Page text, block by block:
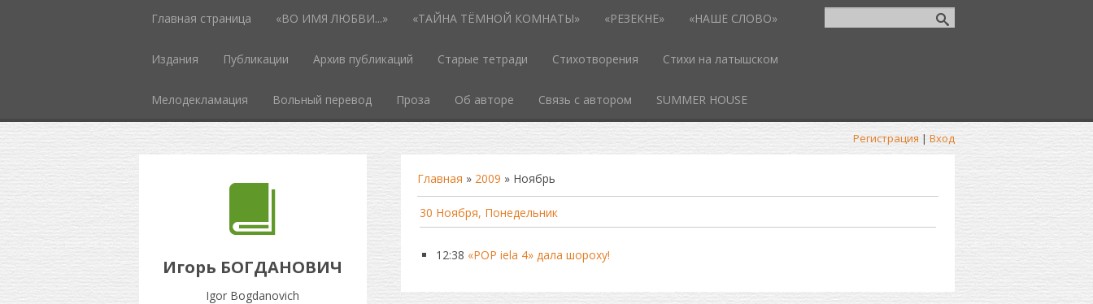
Главная страница «ВО ИМЯ ЛЮБВИ...» «ТАЙНА ТЁМНОЙ КОМНАТЫ» «РЕЗЕКНЕ» «НАШЕ СЛОВО»
Издания Публикации Архив публикаций Старые тетради Стихотворения Стихи на латышском
Мелодекламация Вольный перевод Проза Об авторе Связь с автором SUMMER HOUSE
Регистрация | Вход
Игорь БОГДАНОВИЧ
Igor Bogdanovich
Главная » 2009 » Ноябрь
30 Ноября, Понедельник
12:38 «POP iela 4» дала шороху!